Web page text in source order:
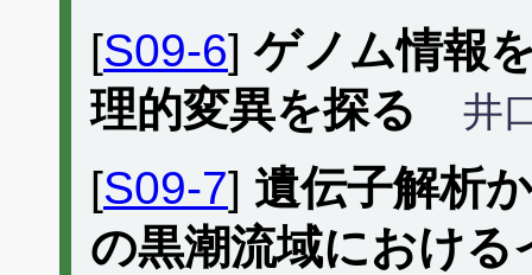
[S09-6]ゲノム情報
理的変異を探る
井
[S09-7] 遺伝子解析
の黒潮流域におけ